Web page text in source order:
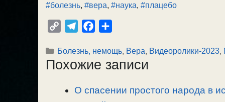
#болезнь, #вера, #наука, #плацебо
p
y
l
e
r
c
e
o
п
р
в
Рубрики
Болезнь, немощь, Вера, Видеоролики-2023,
Похожие записи
О спасении простого народа в